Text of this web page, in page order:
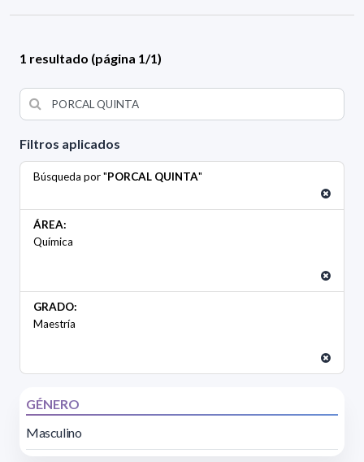
Filtros aplicados
Búsqueda por "PORCAL QUINTA"
ÁREA:
Química
GRADO:
Maestría
GÉNERO
Masculino
1 resultado (página 1/1)